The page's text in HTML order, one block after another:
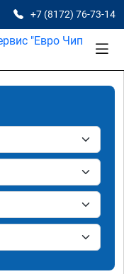
+7 (8172) 76-73-14